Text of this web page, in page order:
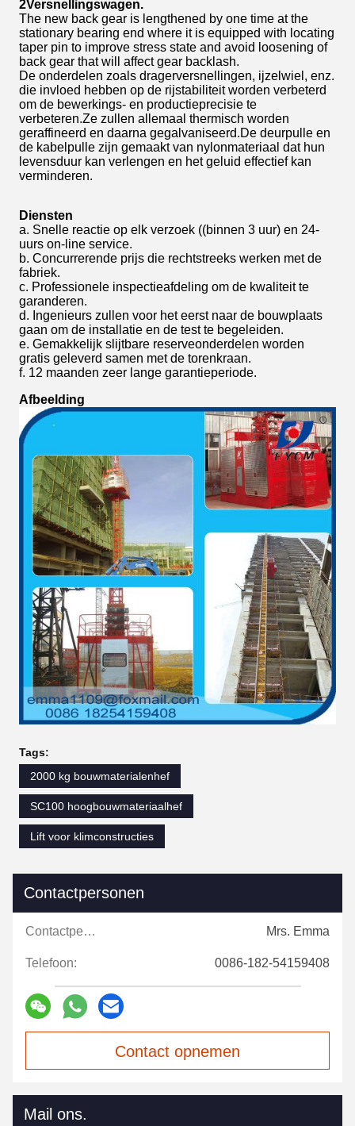
2Versnellingswagen.
The new back gear is lengthened by one time at the
stationary bearing end where it is equipped with locating
taper pin to improve stress state and avoid loosening of
back gear that will affect gear backlash.
De onderdelen zoals dragerversnellingen, ijzelwiel, enz.
die invloed hebben op de rijstabiliteit worden verbeterd
om de bewerkings- en productieprecisie te
verbeteren.Ze zullen allemaal thermisch worden
geraffineerd en daarna gegalvaniseerd.De deurpulle en
de kabelpulle zijn gemaakt van nylonmateriaal dat hun
levensduur kan verlengen en het geluid effectief kan
verminderen.
Diensten
a. Snelle reactie op elk verzoek ((binnen 3 uur) en 24-
uurs on-line service.
b. Concurrerende prijs die rechtstreeks werken met de
fabriek.
c. Professionele inspectieafdeling om de kwaliteit te
garanderen.
d. Ingenieurs zullen voor het eerst naar de bouwplaats
gaan om de installatie en de test te begeleiden.
e. Gemakkelijk slijtbare reserveonderdelen worden
gratis geleverd samen met de torenkraan.
f. 12 maanden zeer lange garantieperiode.
Afbeelding
Tags:
2000 kg bouwmaterialenhef
SC100 hoogbouwmateriaalhef
Lift voor klimconstructies
Contactpersonen
Contactpersonen: Mrs. Emma
Telefoon: 0086-182-54159408
Contact opnemen
Mail ons.